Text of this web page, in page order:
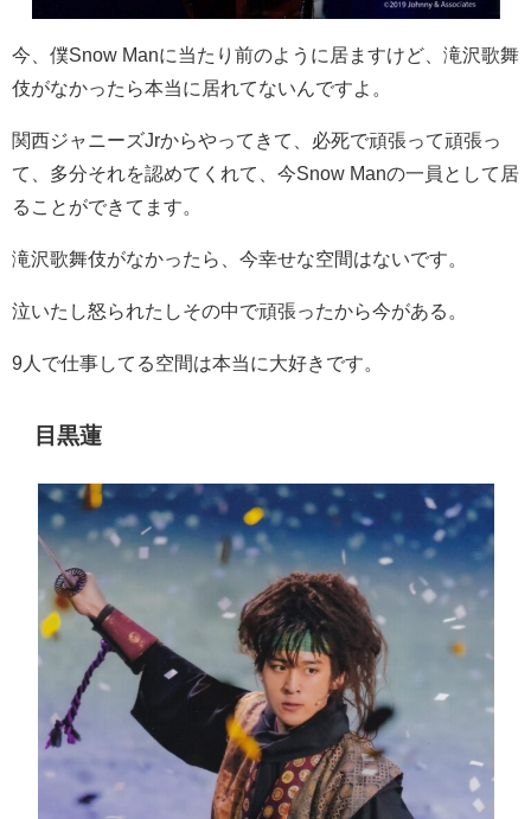
今、僕Snow Manに当たり前のように居ますけど、滝沢歌舞
伎がなかったら本当に居れてないんですよ。
関西ジャニーズJrからやってきて、必死で頑張って頑張っ
て、多分それを認めてくれて、今Snow Manの一員として居
ることができてます。
滝沢歌舞伎がなかったら、今幸せな空間はないです。
泣いたし怒られたしその中で頑張ったから今がある。
9 人で仕事してる空間は本当に大好きです。
目黒蓮